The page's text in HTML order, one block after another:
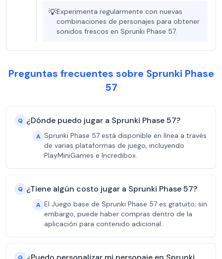
💡Experimenta regularmente con nuevas
combinaciones de personajes para obtener
sonidos frescos en Sprunki Phase 57.
Preguntas frecuentes sobre Sprunki Phase
57
Q ¿Dónde puedo jugar a Sprunki Phase 57?
A Sprunki Phase 57 está disponible en línea a través
de varias plataformas de juego, incluyendo
PlayMiniGames e Incredibox.
Q ¿Tiene algún costo jugar a Sprunki Phase 57?
A El Juego base de Sprunki Phase 57 es gratuito; sin
embargo, puede haber compras dentro de la
aplicación para contenido adicional.